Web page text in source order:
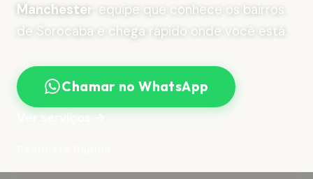
Manchester : equipe que conhece os bairros
de Sorocaba e chega rápido onde você está.
Chamar no WhatsApp
Ver serviços →